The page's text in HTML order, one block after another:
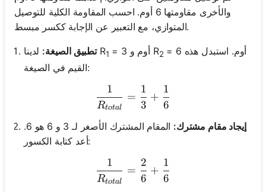
والأخرى مقاومتها 6 أوم. احسب المقاومة الكلية للتوصيل
المتوازي، مع التعبير عن الإجابة ككسر مبسط.
تطبيق الصيغة:لدينا R1 = 3 أوم و R2 = 6 أوم. استبدل هذه
القيم في الصيغة:
\frac{1}{R_{total}} =
Rtotal
1
=
3
1
+
6
1
إيجاد مقام مشترك:
المقام المشترك الأصغر لـ 3 و 6 هو 6.
أعد كتابة الكسور:
\frac{1}{R_{total}} =
Rtotal
1
=
6
2
+
6
1